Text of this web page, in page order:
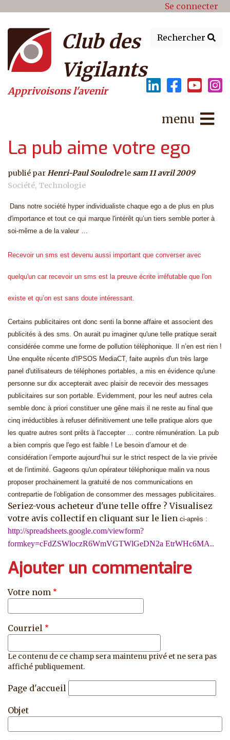
Menu du compte de Se connecter
Rechercher
Club des
Vigilants
Apprivoisons l'avenir
menu
La pub aime votre ego
publié parHenri-Paul Soulodrele sam 11 avril 2009
Société Technologie
Dans notre société hyper individualiste chaque ego a de plus en plus
d'importance et tout ce qui marque l'intérêt qu’un tiers semble porter à
soi-même a de la valeur …
Recevoir un sms est devenu aussi important que converser avec
quelqu'un car recevoir un sms est la preuve écrite irréfutable que l'on
existe et qu’on est sans doute intéressant.
Certains publicitaires ont donc senti la bonne affaire et associent des
publicités à des sms. On aurait pu imaginer qu'une telle pratique serait
considérée comme une forme de pollution téléphonique. Il n’en est rien !
Une enquête récente d'IPSOS MediaCT, faite auprès d'un très large
panel d'utilisateurs de téléphones portables, a mis en évidence qu'une
personne sur dix accepterait avec plaisir de recevoir des messages
publicitaires sur son portable.
Evidemment, pour les neuf autres cela
semble donc à priori constituer une gêne mais il ne reste au final que
cinq irréductibles à refuser définitivement une telle pratique alors que
les quatre autres sont prêts à l'accepter ... contre rémunération.
La pub
a bien compris que l'ego est faible ! Le besoin d’amour et de
considération l’emporte aujourd’hui sur le strict respect de la vie privée
et de l'intimité. Gageons qu'un opérateur téléphonique malin va nous
proposer prochainement la gratuité de nos communications en
contrepartie de l'obligation de consommer des messages publicitaires.
Seriez-vous acheteur d'une telle offre ? Visualisez
votre avis collectif en cliquant sur le lien ci-après :
http://spreadsheets.google.com/viewform?
formkey=cFdZSWloczR6WmVGTWlGeDN2a EtrWHc6MA..
Ajouter un commentaire
Votre nom
Courriel
Le contenu de ce champ sera maintenu privé et ne sera pas
affiché publiquement.
Page d'accueil
Objet